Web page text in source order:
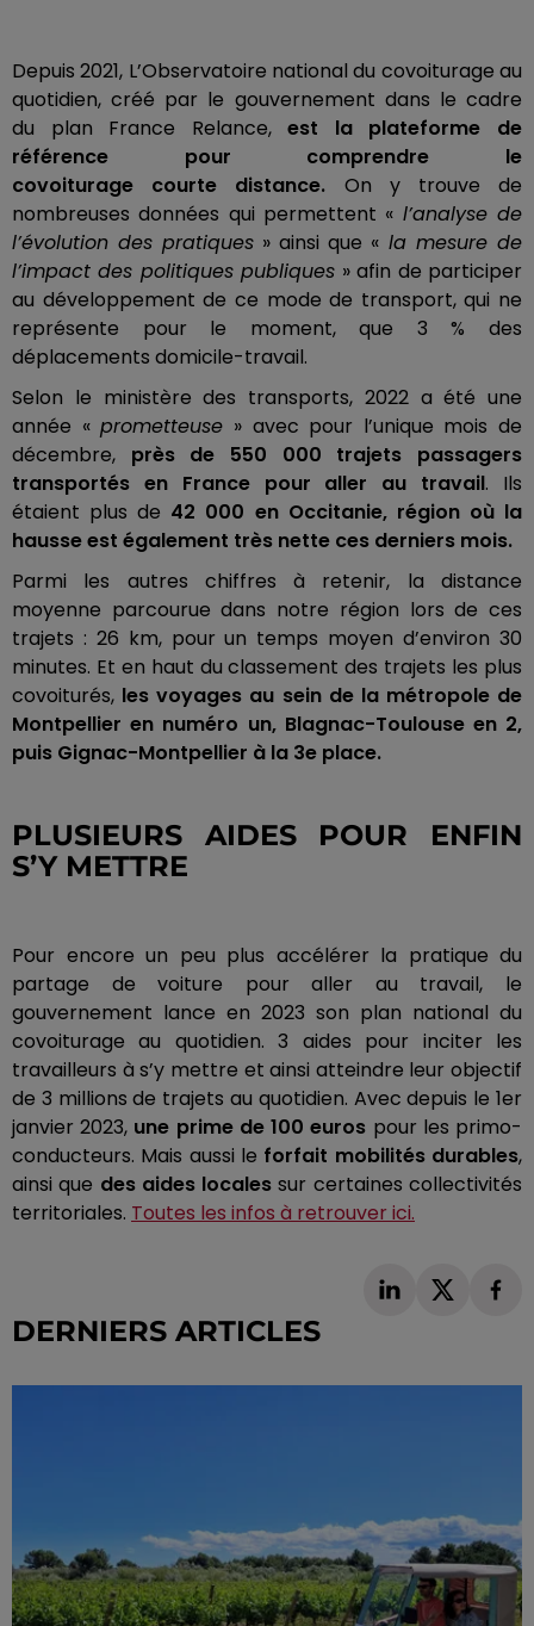
Depuis 2021, L’Observatoire national du covoiturage au
quotidien, créé par le gouvernement dans le cadre
du plan France Relance,est la plateforme de
référence pour comprendre le
covoiturage courte distance. On y trouve de
nombreuses données qui permettent « l’analyse de
l’évolution des pratiques » ainsi que « la mesure de
l’impact des politiques publiques » afin de participer
au développement de ce mode de transport, qui ne
représente pour le moment, que 3 % des
déplacements domicile-travail.
Selon le ministère des transports, 2022 a été une
année «prometteuse » avec pour l’unique mois de
décembre, près de 550 000 trajets passagers
transportés en France pour aller au travail. Ils
étaient plus de 42 000 en Occitanie, région où la
hausse est également très nette ces derniers mois.
Parmi les autres chiffres à retenir, la distance
moyenne parcourue dans notre région lors de ces
trajets : 26 km, pour un temps moyen d’environ 30
minutes. Et en haut du classement des trajets les plus
covoiturés, les voyages au sein de la métropole de
Montpellier en numéro un, Blagnac-Toulouseen 2,
puis Gignac-Montpellier à la 3e place.
PLUSIEURS AIDES POUR ENFIN
S’Y METTRE
Pour encore un peu plus accélérer la pratique du
partage de voiture pour aller au travail, le
gouvernement lance en 2023 son plan national du
covoiturage au quotidien. 3 aides pour inciter les
travailleurs à s’y mettre etainsi atteindre leur objectif
de 3 millions de trajets au quotidien. Avec depuis le 1er
janvier 2023, une prime de 100 euros pour les primo-
conducteurs. Mais aussi le forfait mobilités durables,
ainsi que des aides locales sur certaines collectivités
territoriales. Toutes les infos à retrouver ici.
DERNIERS ARTICLES